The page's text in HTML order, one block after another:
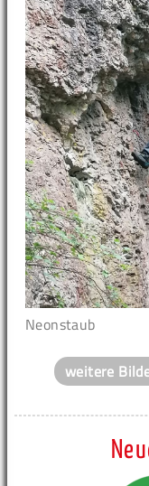
Neonstaub
weitere